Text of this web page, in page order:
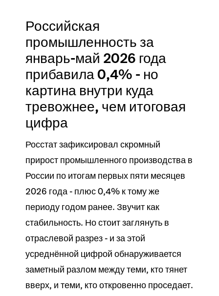
Российская
промышленность за
январь-май 2026 года
прибавила 0,4% - но
картина внутри куда
тревожнее, чем итоговая
цифра
Росстат зафиксировал скромный
прирост промышленного производства в
России по итогам первых пяти месяцев
2026 года - плюс 0,4% к тому же
периоду годом ранее. Звучит как
стабильность. Но стоит заглянуть в
отраслевой разрез - и за этой
усреднённой цифрой обнаруживается
заметный разлом между теми, кто тянет
вверх, и теми, кто откровенно проседает.